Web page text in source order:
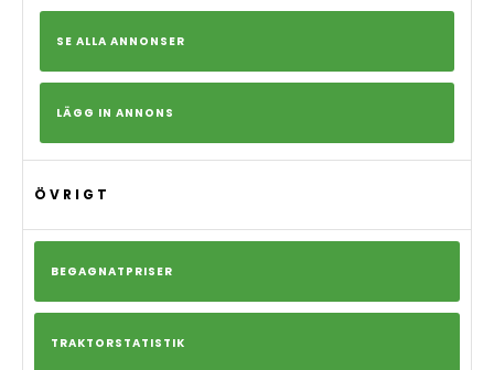
SE ALLA ANNONSER
LÄGG IN ANNONS
ÖVRIGT
BEGAGNATPRISER
TRAKTORSTATISTIK